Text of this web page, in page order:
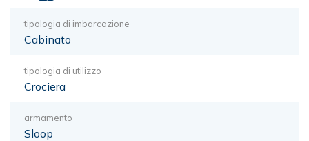
tipologia di imbarcazione
Cabinato
tipologia di utilizzo
Crociera
armamento
Sloop